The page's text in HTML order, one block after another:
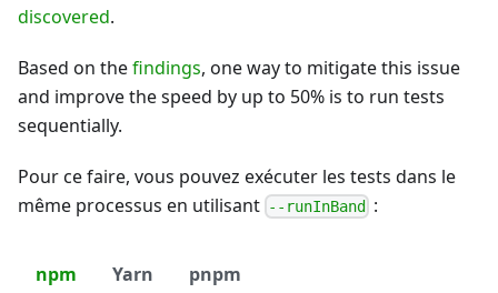
discovered.
Based on thefindings, one way to mitigate this issue
and improve the speed by up to 50% is to run tests
sequentially.
Pour ce faire, vous pouvez exécuter les tests dans le
même processus en utilisant --runInBand :
npm Yarn pnpm